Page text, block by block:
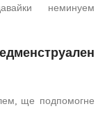
неминуем
ще подпомогне